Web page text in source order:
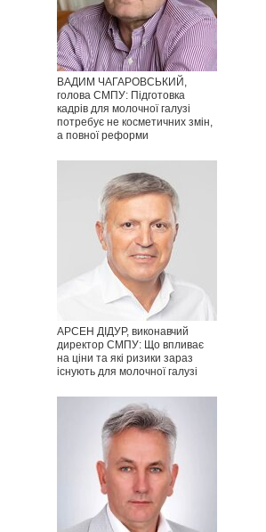
ВАДИМ ЧАГАРОВСЬКИЙ,
голова СМПУ: Підготовка
кадрів для молочної галузі
потребує не косметичних змін,
а повної реформи
АРСЕН ДІДУР, виконавчий
директор СМПУ: Що впливає
на ціни та які ризики зараз
існують для молочної галузі